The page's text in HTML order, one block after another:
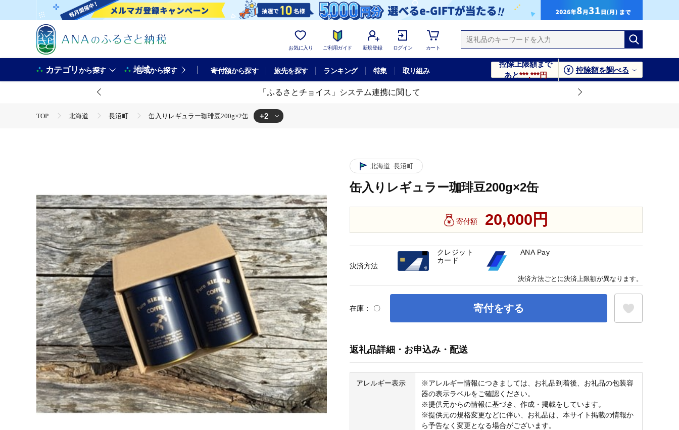
お気に入り ご利用ガイド 新規登録 ログイン カート
カテゴリから探す 地域から探す 寄付額から探す 旅先を探す ランキング 特集 取り組み
控除上限額まで
あと***,***円
控除額を調べる
「ふるさとチョイス」システム連携に関して
TOP 北海道 長沼町 缶入りレギュラー珈琲豆200g×2缶 +2
北海道 長沼町
缶入りレギュラー珈琲豆200g×2缶
寄付額 20,000円
在庫： 〇 寄付をする
返礼品詳細・お申込み・配送
アレルギー表示
※アレルギー情報につきましては、お礼品到着後、お礼品の包装容
器の表示ラベルをご確認ください。
※提供元からの情報に基づき、作成・掲載をしています。
※提供元の規格変更などに伴い、お礼品は、本サイト掲載の情報か
ら予告なく変更となる場合がございます。
決済方法
クレジット
カード
ANA Pay
決済方法ごとに決済上限額が異なります。